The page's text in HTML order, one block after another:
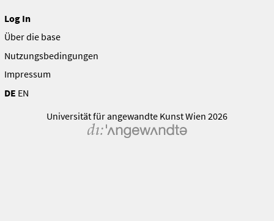
Log In
Über die base
Nutzungsbedingungen
Impressum
DE EN
Universität für angewandte Kunst Wien 2026